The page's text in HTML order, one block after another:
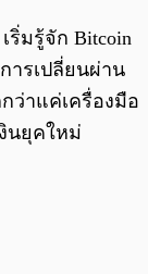
ริ่มรู้จัก Bitcoin
ารเปลี่ยนผ่าน
ว่าแค่เครื่องมือ
นยุคใหม่